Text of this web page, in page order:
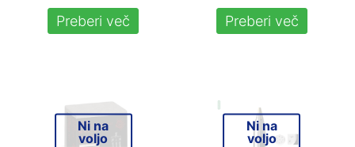
Preberi več
Preberi več
Ni na
voljo
Ni na
voljo